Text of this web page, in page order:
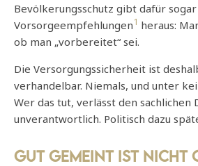
Bevölkerungsschutz gibt dafür sogar
Vorsorgeempfehlungen1 heraus:
ob man „vorbereitet“ sei.
Die Versorgungssicherheit ist
verhandelbar. Niemals, und unter
Wer das tut, verlässt den sachlichen
unverantwortlich. Politisch dazu
Gut gemeint ist nicht